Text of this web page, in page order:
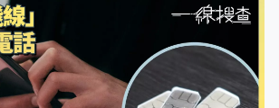
按輸入鍵開始搜尋